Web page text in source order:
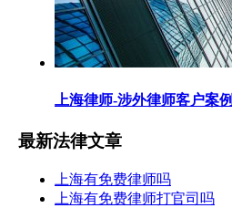
上海律师-涉外律师客户案例
最新法律文章
上海有免费律师吗
上海有免费律师打官司吗